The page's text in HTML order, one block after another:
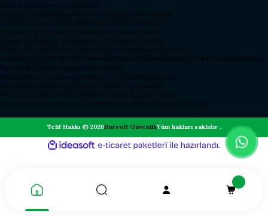
Parmak İzi Okuyucu 2026 Hursoft
Rakipleri Geride Bırakan Parmak İzi Okuyucu 2026 Hursoft
Parmak İzi Okuyucu Fiyat Performans Lideri 2026 Hursoft
2026’nın En İyi Parmak İzi Okuyucusu – Hursoft Zirvede
Parmak İzi Okuyucu Alacaklar İçin 2026 Rehberi Hursoft
Okullarda Kapı Dedektörleri Neden Şart? 2026 Güvenlik Rehberi
Okullarda Kapı Tipi Metal Dedektörler Neden Kullanılmalı?Hursoft Okul Kapı Dedektörleri
Hursoft Okul Turnike Sundurma Modelleri
Kapı Dedektörü Fiyatları ve Modelleri - 2026 Güncel Listesi
Kapı Metal Dedektörleri | Hursoft Güvenlik Teknolojileri
Üst Arama El Dedektörleri Kaliteli Dayanıklı Sağlam | Hursoft
X Ray Cihazları | Profesyonel Güvenlik X Ray Cihazı Sistemleri | Hursoft
Telif Hakkı © 2026Hursoft GüvenlikTüm hakları saklıdır .
ideasoft
e-
ile
hazırlandı.